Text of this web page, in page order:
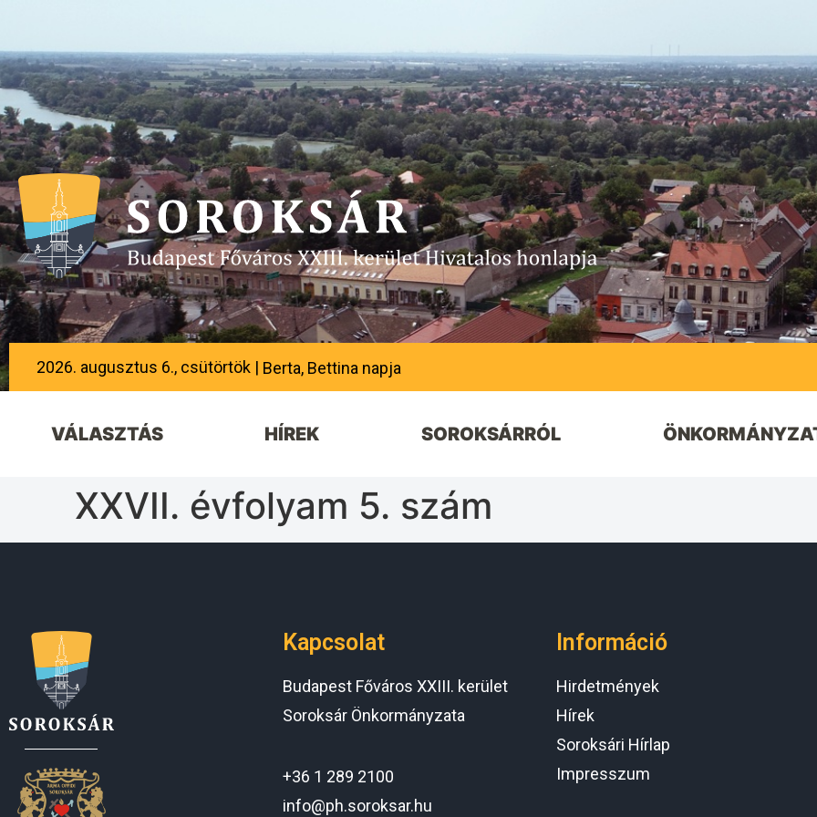
2026. augusztus 6., csütörtök | Berta, Bettina napja
VÁLASZTÁS HÍREK SOROKSÁRRÓL
XXVII. évfolyam 5. szám
Kapcsolat
Budapest Főváros XXIII. kerület
Soroksár Önkormányzata
+36 1 289 2100
info@ph.soroksar.hu
Információ
Hirdetmények
Hírek
Soroksári Hírlap
Impresszum